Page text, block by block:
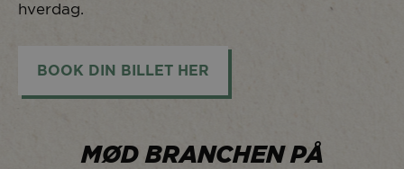
hverdag.
BOOK DIN BILLET HER
MØD BRANCHEN PÅ